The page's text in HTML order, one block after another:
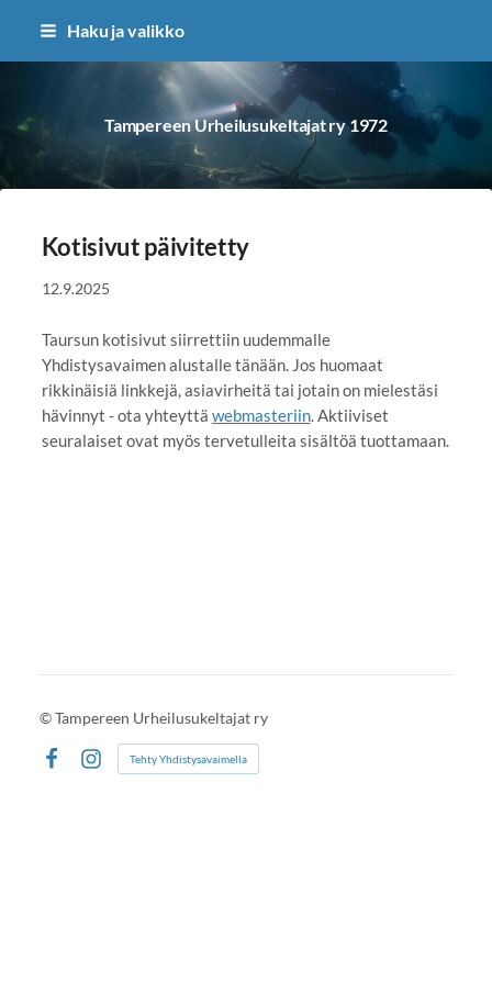
Siirry
Haku ja valikko
Tampereen Urheilusukeltajat ry 1972
Kotisivut päivitetty
12.9.2025
Taursun kotisivut siirrettiin uudemmalle
Yhdistysavaimen alustalle tänään. Jos huomaat
rikkinäisiä linkkejä, asiavirheitä tai jotain on mielestäsi
hävinnyt - ota yhteyttä webmasteriin. Aktiiviset
seuralaiset ovat myös tervetulleita sisältöä tuottamaan.
©Tampereen Urheilusukeltajat ry
Instagram
Tehty Yhdistysavaimella